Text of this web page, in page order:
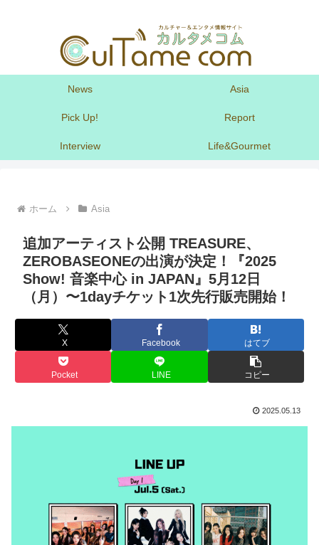
News Asia
Pick Up! Report
Interview Life&Gourmet
ホーム Asia
追加アーティスト公開 TREASURE、
ZEROBASEONEの出演が決定！『2025
Show! 音楽中心 in JAPAN』5月12日
（月）〜1dayチケット1次先行販売開始！
X Facebook はてブ
Pocket LINE コピー
2025.05.13